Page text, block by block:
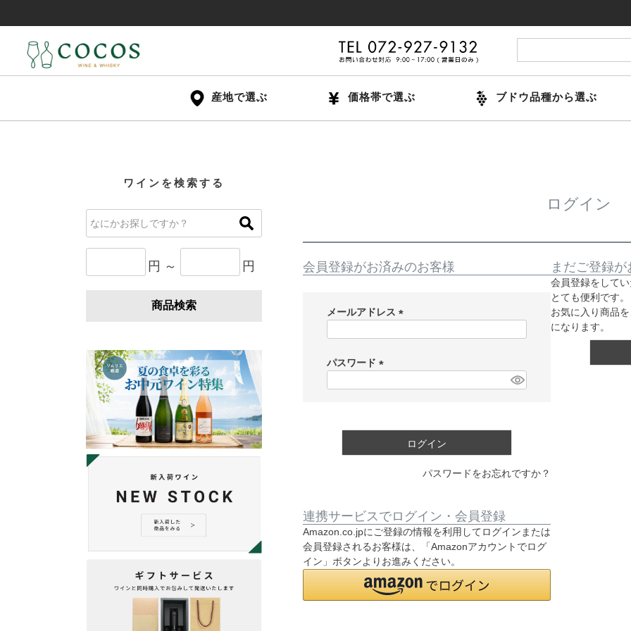
産地で選ぶ 価格帯で選ぶ ブドウ品種から選ぶ
ワインを検索する
円 ～ 円
商品検索
ログイン
会員登録がお済みのお客様
メールアドレス
)
パスワード
ログイン
パスワードをお忘れですか？
連携サービスでログイン・会員登録
Amazon.co.jpにご登録の情報を利用してログインまたは
会員登録されるお客様は、「Amazonアカウントでログ
イン」ボタンよりお進みください。
まだご登録
会員登録をして
とても便利です。
お気に入り商品
になります。